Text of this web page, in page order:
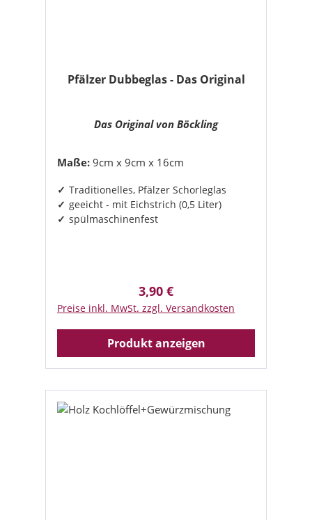
Pfälzer Dubbeglas - Das Original
Das Original von Böckling
Maße: 9cm x 9cm x 16cm
Traditionelles, Pfälzer Schorleglas
geeicht - mit Eichstrich (0,5 Liter)
spülmaschinenfest
Regulärer Preis:
3,90 €
Preise inkl. MwSt. zzgl. Versandkosten
Produkt anzeigen